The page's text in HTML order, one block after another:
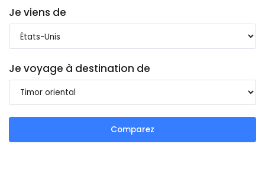
Je viens de
Je voyage à destination de
Comparez